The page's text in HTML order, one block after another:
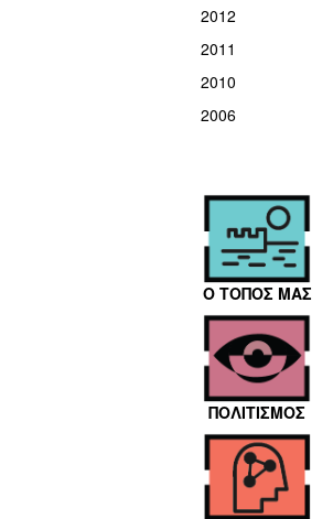
2012
2011
2010
2006
Ο ΤΟΠΟΣ ΜΑΣ
ΠΟΛΙΤΙΣΜΟΣ